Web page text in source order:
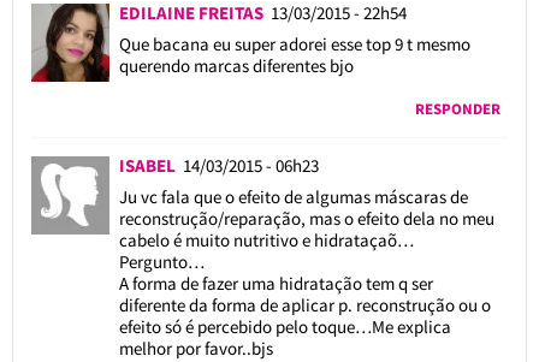
EDILAINE FREITAS 13/03/2015 - 22h54
Que bacana eu super adorei esse top 9 t mesmo
querendo marcas diferentes bjo
RESPONDER
ISABEL 14/03/2015 - 06h23
Ju vc fala que o efeito de algumas máscaras de
reconstrução/reparação, mas o efeito dela no meu
cabelo é muito nutritivo e hidrataçaõ…
Pergunto…
A forma de fazer uma hidratação tem q ser
diferente da forma de aplicar p. reconstrução ou o
efeito só é percebido pelo toque…Me explica
melhor por favor..bjs